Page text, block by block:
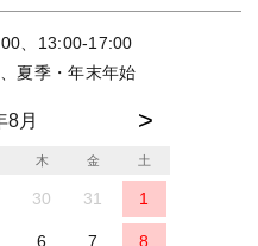
、13:00-17:00
夏季・年末年始
8月
木 金 土
30 31 1
6 7 8